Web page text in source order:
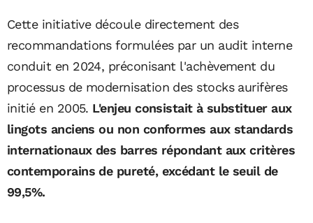
Cette initiative découle directement des
recommandations formulées par un audit interne
conduit en 2024, préconisant l'achèvement du
processus de modernisation des stocks aurifères
initié en 2005. L'enjeu consistait à substituer aux
lingots anciens ou non conformes aux standards
internationaux des barres répondant aux critères
contemporains de pureté, excédant le seuil de
99,5%.